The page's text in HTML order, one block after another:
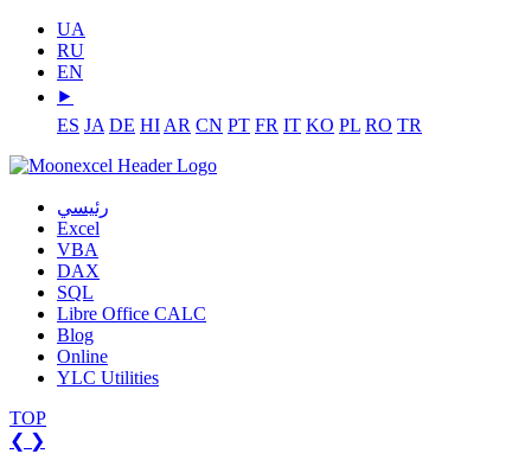
UA
RU
EN
⯈
ES JA DE HI AR CN PT FR IT KO PL RO TR
رئيسي
Excel
VBA
DAX
SQL
Libre Office CALC
Blog
Online
YLC Utilities
TOP
❮ ❯